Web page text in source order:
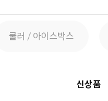
쿨러 / 아이스박스
신상품